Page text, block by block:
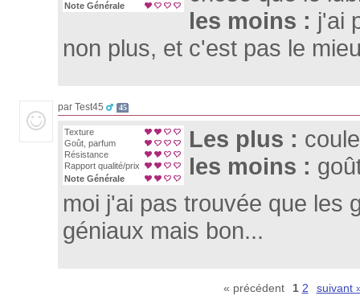
Note Générale
les moins : j'ai
non plus, et c'est pas le
par Test45 45
Texture
Goût, parfum
Résistance
Rapport qualité/prix
Note Générale
Les plus :
les moins :
moi j'ai pas trouvée que les
géniaux mais bon...
« précédent 1 2 suivant